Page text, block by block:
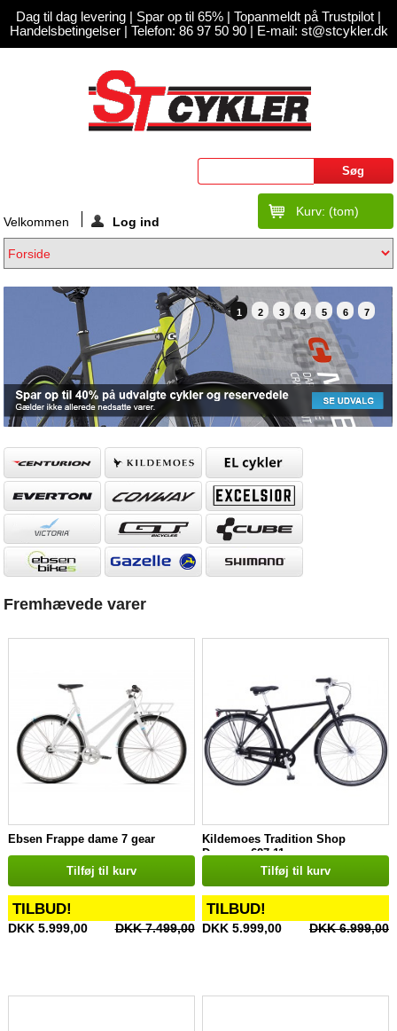
Dag til dag levering Spar op til 65% Topanmeldt på Trustpilot
Handelsbetingelser| Telefon: 86 97 50 90 | E-mail: st@stcykler.dk
Kurv: (tom)
Velkommen Log ind
1 2 3 4 5 6 7
Fremhævede varer
Ebsen Frappe dame 7 gear
Tilføj til kurv
TILBUD!
DKK 5.999,00 DKK 7.499,00
Kildemoes Tradition Shop
Dynamo 627-11
Tilføj til kurv
TILBUD!
DKK 5.999,00 DKK 6.999,00